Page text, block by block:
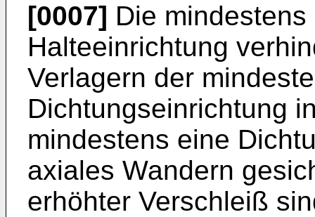
[0007] Die
Halteeinrichtung
Verlagern der
Dichtungseinrichtung
mindestens eine
axiales Wandern
erhöhter Verschleiß